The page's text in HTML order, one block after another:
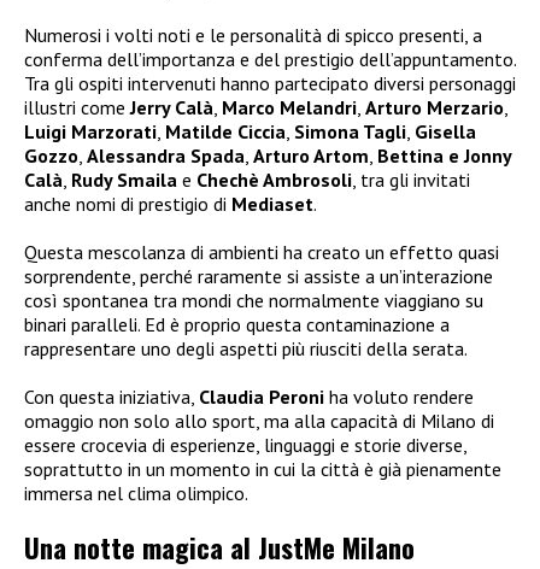
Numerosi i volti noti e le personalità di spicco presenti, a
conferma dell’importanza e del prestigio dell’appuntamento.
Tra gli ospiti intervenuti hanno partecipato diversi personaggi
illustri comeJerry Calà Marco Melandri Arturo Merzario
Luigi Marzorati Matilde Ciccia Simona Tagli Gisella
Gozzo Alessandra Spada Arturo Artom Bettina e Jonny
Calà Rudy Smaila e Chechè Ambrosoli , tra gli invitati
anche nomi di prestigio di Mediaset.
Questa mescolanza di ambienti ha creato un effetto quasi
sorprendente, perché raramente si assiste a un’interazione
così spontanea tra mondi che normalmente viaggiano su
binari paralleli. Ed è proprio questa contaminazione a
rappresentare uno degli aspetti più riusciti della serata.
Con questa iniziativa, Claudia Peroni ha voluto rendere
omaggio non solo allo sport, ma alla capacità di Milano di
essere crocevia di esperienze, linguaggi e storie diverse,
soprattutto in un momento in cui la città è già pienamente
immersa nel clima olimpico.
Una notte magica al JustMe Milano